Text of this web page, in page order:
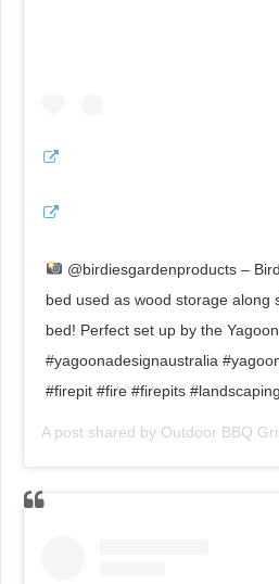
@birdiesgardenproducts –
bed used as wood storage along
bed! Perfect set up by the
#yagoonadesignaustralia
#firepit #fire #firepits
A post shared by Outdoor BBQ